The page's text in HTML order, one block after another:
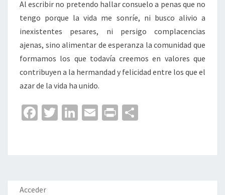
Al escribir no pretendo hallar consuelo a penas que no
tengo porque la vida me sonríe, ni busco alivio a
inexistentes pesares, ni persigo complacencias
ajenas, sino alimentar de esperanza la comunidad que
formamos los que todavía creemos en valores que
contribuyen a la hermandad y felicidad entre los que el
azar de la vida ha unido.
Fa
o
o
T
er
Li
dI
n
E
l
Pr
p
ar
Acceder